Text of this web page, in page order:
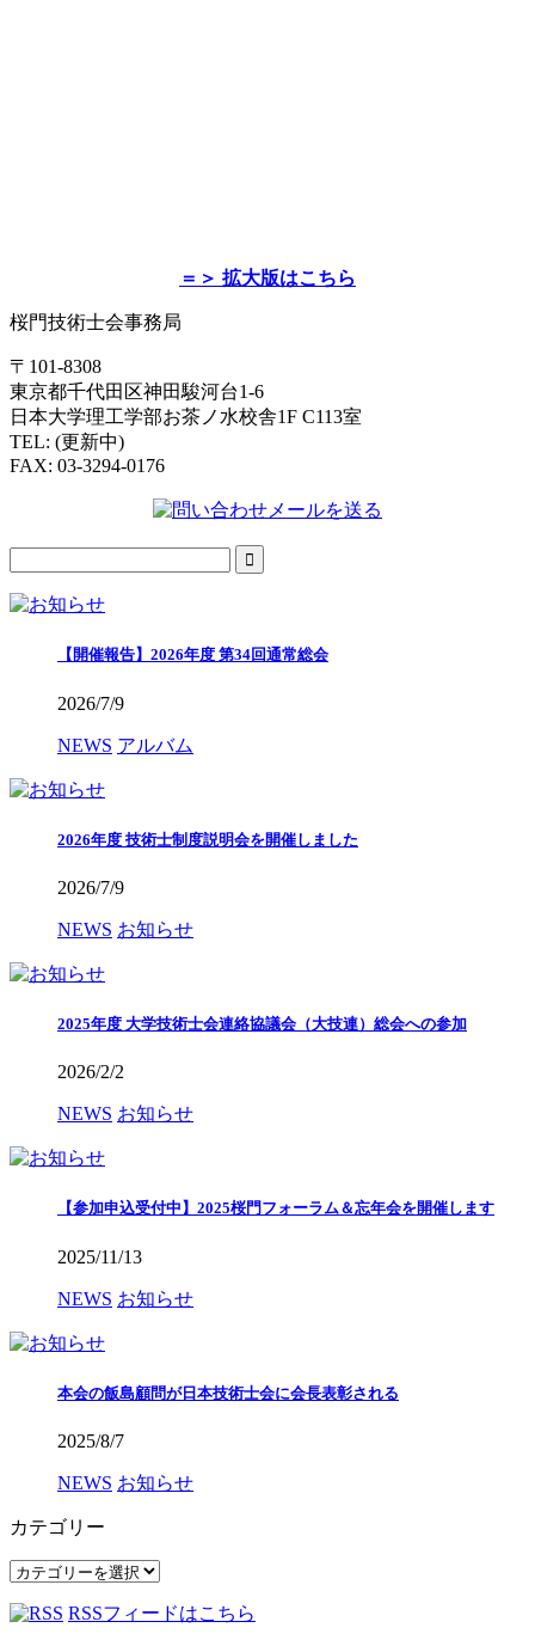
＝＞ 拡大版はこちら
桜門技術士会事務局
〒101-8308
東京都千代田区神田駿河台1-6
日本大学理工学部お茶ノ水校舎1F C113室
TEL: (更新中)
FAX: 03-3294-0176
【開催報告】2026年度 第34回通常総会
2026/7/9
NEWS アルバム
2026年度 技術士制度説明会を開催しました
2026/7/9
NEWS お知らせ
2025年度 大学技術士会連絡協議会（大技連）総会への参加
2026/2/2
NEWS お知らせ
【参加申込受付中】2025桜門フォーラム＆忘年会を開催します
2025/11/13
NEWS お知らせ
本会の飯島顧問が日本技術士会に会長表彰される
2025/8/7
NEWS お知らせ
カテゴリー
カ
ゴ
RSSフィードはこちら